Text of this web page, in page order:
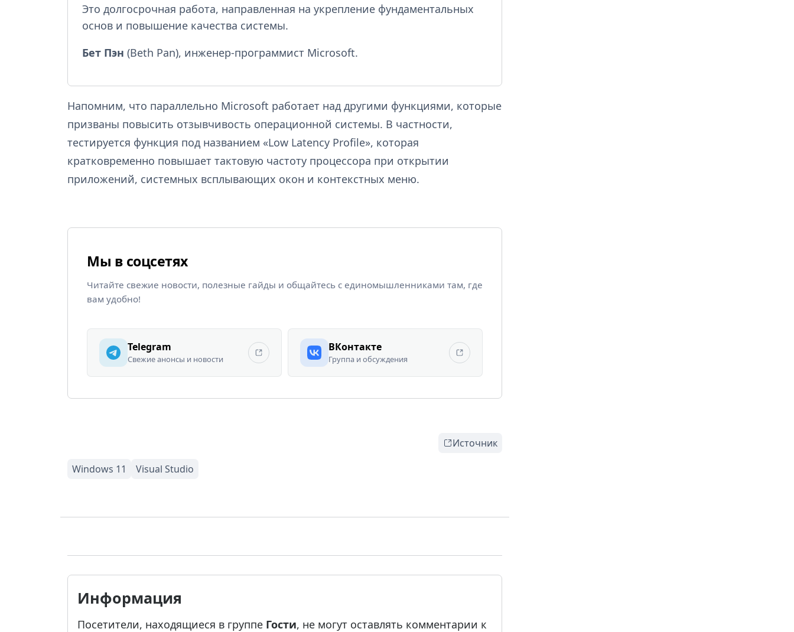
Это долгосрочная работа, направленная на укрепление фундаментальных
основ и повышение качества системы.
Бет Пэн (Beth Pan), инженер-программист Microsoft.
Напомним, что параллельно Microsoft работает над другими функциями, которые
призваны повысить отзывчивость операционной системы. В частности,
тестируется функция под названием «Low Latency Profile», которая
кратковременно повышает тактовую частоту процессора при открытии
приложений, системных всплывающих окон и контекстных меню.
Мы в соцсетях
Читайте свежие новости, полезные гайды и общайтесь с единомышленниками там, где
вам удобно!
Telegram
Свежие анонсы и новости
ВКонтакте
Группа и обсуждения
Источник
Информация
Посетители, находящиеся в группе Гости, не могут оставлять комментарии к